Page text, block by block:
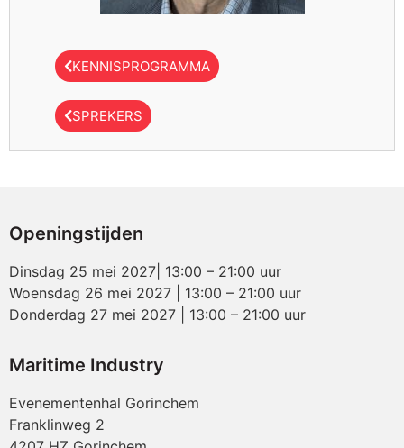
KENNISPROGRAMMA
SPREKERS
Openingstijden
Dinsdag 25 mei 2027| 13:00 – 21:00 uur
Woensdag 26 mei 2027 | 13:00 – 21:00 uur
Donderdag 27 mei 2027 | 13:00 – 21:00 uur
Maritime Industry
Evenementenhal Gorinchem
Franklinweg 2